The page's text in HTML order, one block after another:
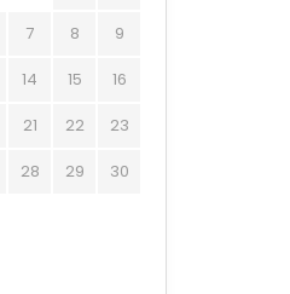
7 8
9
14 15
16
21 22
23
28 29
30